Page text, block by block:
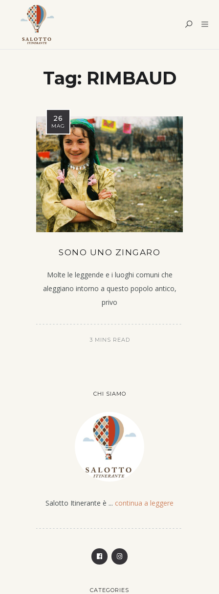
Tag: RIMBAUD
26
MAG
SONO UNO ZINGARO
Molte le leggende e i luoghi comuni che
aleggiano intorno a questo popolo antico,
privo
3 MINS READ
CHI SIAMO
Salotto Itinerante è ... continua a leggere
CATEGORIES